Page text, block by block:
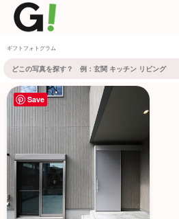
ギフトフォトグラム
Save